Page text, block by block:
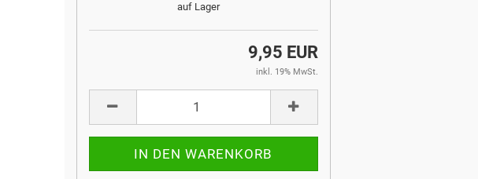
auf Lager
9,95 EUR
inkl. 19% MwSt.